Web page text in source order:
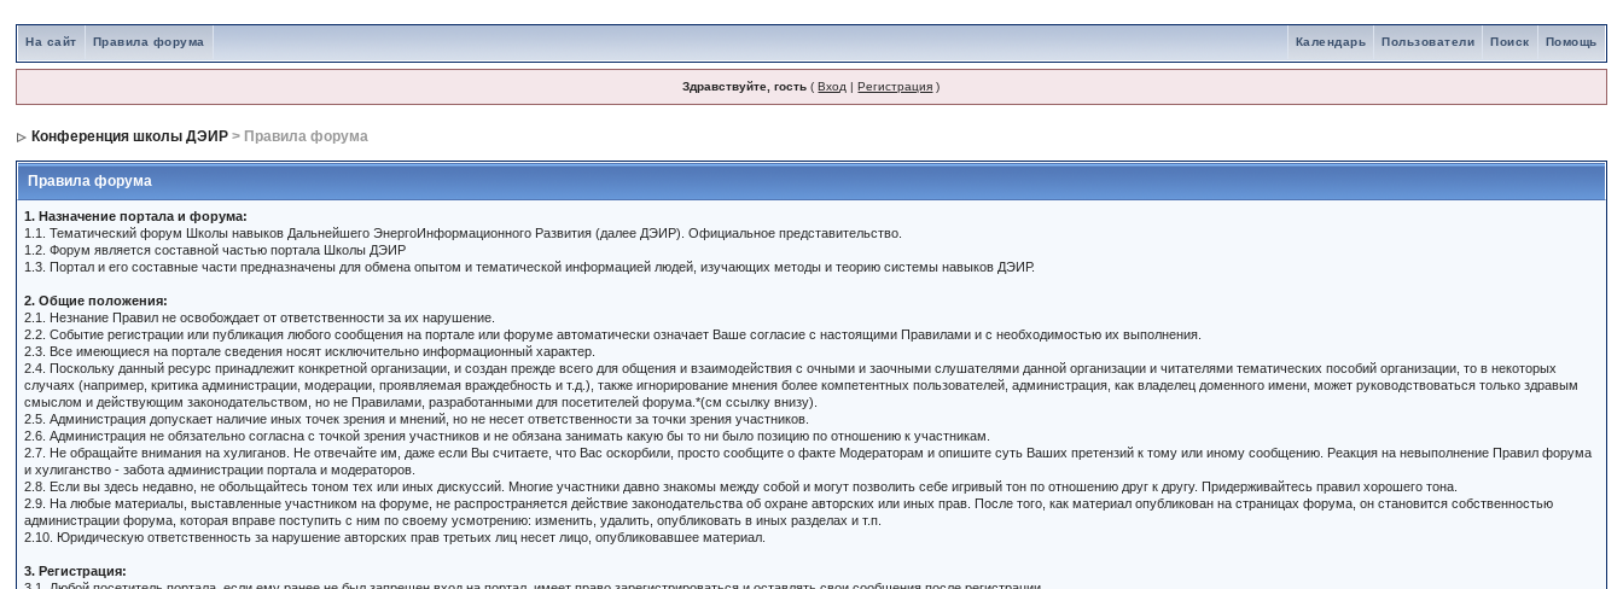
На сайт Правила форума Помощь
Поиск
Пользователи
Календарь
Здравствуйте, гость (Вход |Регистрация )
Конференция школы ДЭИР > Правила форума
Правила форума
1. Назначение портала и форума:
1.1. Тематический форум Школы навыков Дальнейшего ЭнергоИнформационного Развития (далее ДЭИР). Официальное представительство.
1.2. Форум является составной частью портала Школы ДЭИР
1.3. Портал и его составные части предназначены для обмена опытом и тематической информацией людей, изучающих методы и теорию системы навыков ДЭИР.
2. Общие положения:
2.1. Незнание Правил не освобождает от ответственности за их нарушение.
2.2. Событие регистрации или публикация любого сообщения на портале или форуме автоматически означает Ваше согласие с настоящими Правилами и с необходимостью их выполнения.
2.3. Все имеющиеся на портале сведения носят исключительно информационный характер.
2.4. Поскольку данный ресурс принадлежит конкретной организации, и создан прежде всего для общения и взаимодействия с очными и заочными слушателями данной организации и читателями тематических пособий организации, то в некоторых
случаях (например, критика администрации, модерации, проявляемая враждебность и т.д.), также игнорирование мнения более компетентных пользователей, администрация, как владелец доменного имени, может руководствоваться только здравым
смыслом и действующим законодательством, но не Правилами, разработанными для посетителей форума.*(см ссылку внизу).
2.5. Администрация допускает наличие иных точек зрения и мнений, но не несет ответственности за точки зрения участников.
2.6. Администрация не обязательно согласна с точкой зрения участников и не обязана занимать какую бы то ни было позицию по отношению к участникам.
2.7. Не обращайте внимания на хулиганов. Не отвечайте им, даже если Вы считаете, что Вас оскорбили, просто сообщите о факте Модераторам и опишите суть Ваших претензий к тому или иному сообщению. Реакция на невыполнение Правил форума
и хулиганство - забота администрации портала и модераторов.
2.8. Если вы здесь недавно, не обольщайтесь тоном тех или иных дискуссий. Многие участники давно знакомы между собой и могут позволить себе игривый тон по отношению друг к другу. Придерживайтесь правил хорошего тона.
2.9. На любые материалы, выставленные участником на форуме, не распространяется действие законодательства об охране авторских или иных прав. После того, как материал опубликован на страницах форума, он становится собственностью
администрации форума, которая вправе поступить с ним по своему усмотрению: изменить, удалить, опубликовать в иных разделах и т.п.
2.10. Юридическую ответственность за нарушение авторских прав третьих лиц несет лицо, опубликовавшее материал.
3. Регистрация: